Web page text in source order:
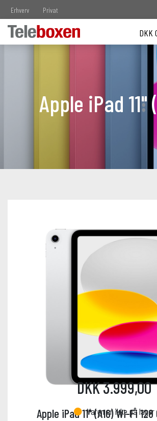
Erhverv Privat
DKK
Apple iPad 11"
Apple iPad 11" (A16) Wi-Fi 128
DKK 3.999,00
Varen er ikke på lager